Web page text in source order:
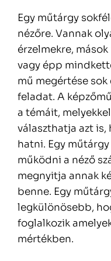
Egy műtárgy
nézőre. Vannak
érzelmekre,
vagy épp
mű megértése
feladat. A
a témáit,
választhatja azt
hatni. Egy
működni a néző
megnyitja annak
benne. Egy
legkülönösebb,
foglalkozik
mértékben.